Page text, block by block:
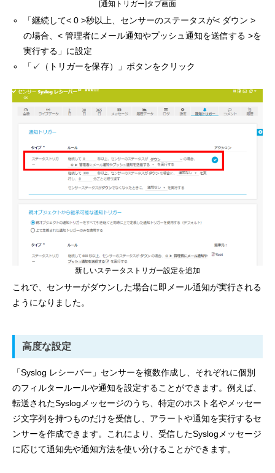
[通知トリガー]タブ画面
「継続して< 0 >秒以上、センサーのステータスが< ダウン >
の場合、< 管理者にメール通知やプッシュ通知を送信する >を
実行する」に設定
「✓（トリガーを保存）」ボタンをクリック
新しいステータストリガー設定を追加
これで、センサーがダウンした場合に即メール通知が実行される
ようになりました。
高度な設定
「Syslog レシーバー」センサーを複数作成し、それぞれに個別
のフィルタールールや通知を設定することができます。例えば、
転送されたSyslogメッセージのうち、特定のホスト名やメッセー
ジ文字列を持つものだけを受信し、アラートや通知を実行するセ
ンサーを作成できます。これにより、受信したSyslogメッセージ
に応じて通知先や通知方法を使い分けることができます。